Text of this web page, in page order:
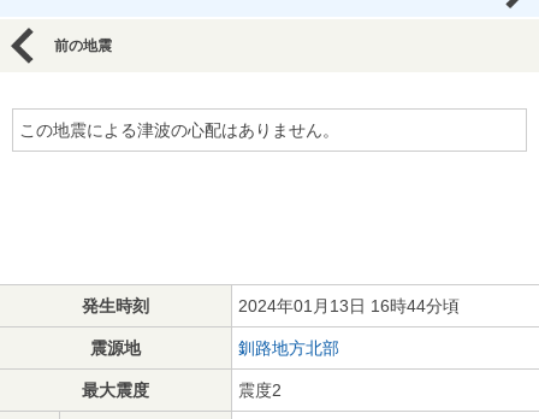
前の地震
この地震による津波の心配はありません。
発生時刻 2024年01月13日 16時44分頃
震源地 釧路地方北部
最大震度 震度2